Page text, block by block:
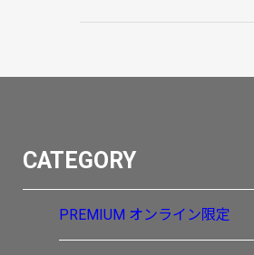
CATEGORY
PREMIUM オンライン限定